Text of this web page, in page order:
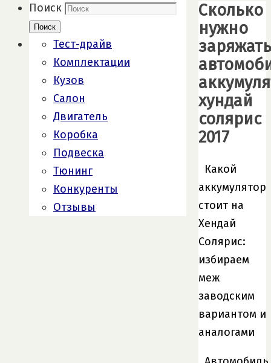
Сколько
нужно
заряжать
хундай
солярис
2017
Какой
аккумулятор
стоит на
Хендай
Солярис:
избираем
меж
заводским
вариантом и
аналогами
Поиск
Поиск
Тест-драйв
Комплектации
Кузов
Салон
Двигатель
Коробка
Подвеска
Тюнинг
Конкуренты
Отзывы